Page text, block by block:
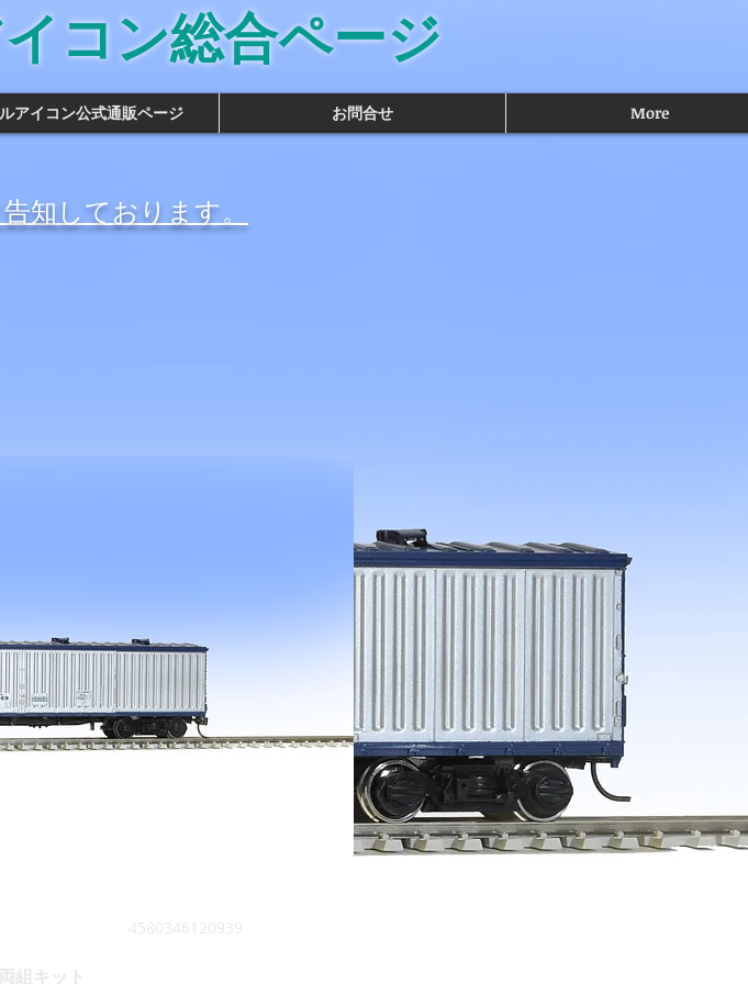
コン総合ページ
アイコン公式通販ページ お問合せ More
知しております。